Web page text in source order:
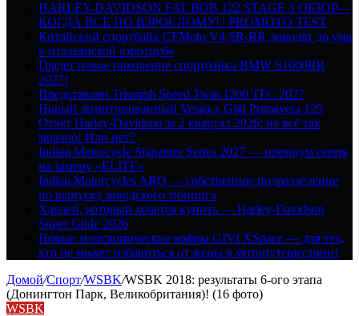
HARLEY-DAVIDSON FAT BOB 122 STAGE 3 ОБЗОР—
КОГДА ВСЕ ПО ВЗРОСЛОМУ! | PROMOTO TEST
Китайский спортбайк CFMoto V4 SR-RR доводят до ума
в итальянской аэротрубе
Грядет новое поколение спортбайка BMW S1000RR
2027!
Представлен Triumph Speed Twin 1200 TFC 2027
Новый лимитированный Vespa x Gigi Primavera 125
Отчёт Harley-Davidson за 2 квартал 2026: не всё так
мрачно! Или нет?
Indian Motorcycle Signature Series 2027 — премиум серия
на замену «ELITE»
Indian Motorcycles ARO — собственное подразделение
по выпуску заводского тюнинга
Харлей, который хочется купить — Harley-Davidson
Super Glide 2026
Новые телескопические кофры GIVI XSpace — для тех,
кто не может избавиться от жены в мотопутешествии!
Домой/Спорт/WSBK/WSBK 2018: результаты 6-ого этапа
(Донингтон Парк, Великобритания)! (16 фото)
WSBK